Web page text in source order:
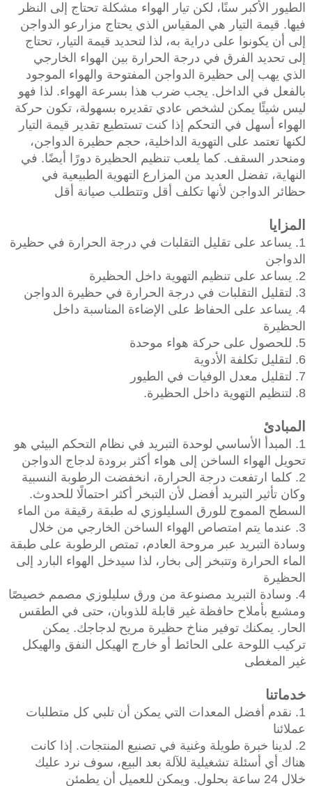
الطيور الأكبر سنًا، لكن تيار الهواء مشكلة تحتاج إلى النظر
فيها. قيمة التيار هي المقياس الذي يحتاج مزارعو الدواجن
إلى أن يكونوا على دراية به، لذا لتحديد قيمة التيار، تحتاج
إلى تحديد الفرق في درجة الحرارة بين الهواء الخارجي
الذي يهب إلى حظيرة الدواجن المفتوحة والهواء الموجود
بالفعل في الداخل. يجب ضرب هذا بسرعة الهواء. لذا فهو
ليس شيئًا يمكن لشخص عادي تقديره بسهولة، تكون حركة
الهواء أسهل في التحكم إذا كنت تستطيع تقدير قيمة التيار
لكنها تعتمد على التهوية الداخلية، حجم حظيرة الدواجن،
ومنحدر السقف. كما يلعب تنظيم الحظيرة دورًا أيضًا. في
النهاية، تفضل العديد من المزارع التهوية الطبيعية في
حظائر الدواجن لأنها تكلف أقل وتتطلب صيانة أقل
المزايا
1. يساعد على تقليل التقلبات في درجة الحرارة في حظيرة
الدواجن
2. يساعد على تنظيم التهوية داخل الحظيرة
3. لتقليل التقلبات في درجة الحرارة في حظيرة الدواجن
4. يساعد على الحفاظ على الإضاءة المناسبة داخل
الحظيرة
5. للحصول على حركة هواء موحدة
6. لتقليل تكلفة الأدوية
7. لتقليل معدل الوفيات في الطيور
8. لتنظيم التهوية داخل الحظيرة.
المبادئ
1. المبدأ الأساسي لوحدة التبريد في نظام التحكم البيئي هو
تحويل الهواء الساخن إلى هواء أكثر برودة لدجاج الدواجن
2. كلما ارتفعت درجة الحرارة، انخفضت الرطوبة النسبية
وكان تأثير التبريد أفضل لأن التبخر أكثر احتمالًا للحدوث.
السطح المموج للورق السليلوزي له طبقة رقيقة من الماء
3. عندما يتم امتصاص الهواء الساخن الخارجي من خلال
وسادة التبريد عبر مروحة العادم، تمتص الرطوبة على طبقة
الماء الحرارة وتتبخر إلى بخار، لذا سيدخل الهواء البارد إلى
الحظيرة
4. وسادة التبريد مصنوعة من ورق سليلوزي مصمم خصيصًا
ومشبع بأملاح حافظة غير قابلة للذوبان، حتى في الطقس
الحار. يمكنك توفير مناخ حظيرة مريح لدجاجك. يمكن
تركيب اللوحة على الحائط أو خارج الهيكل النفق والهيكل
غير المغطى
خدماتنا
1. نقدم أفضل المعدات التي يمكن أن تلبي كل متطلبات
عملائنا
2. لدينا خبرة طويلة وغنية في تصنيع المنتجات. إذا كانت
هناك أي أسئلة تشغيلية للآلة بعد البيع، سوف نرد عليك
خلال 24 ساعة بحلول. ويمكن للعميل أن يطمئن